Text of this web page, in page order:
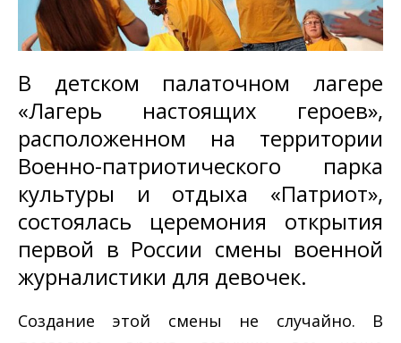
В детском палаточном лагере
«Лагерь настоящих героев»,
расположенном на территории
Военно-патриотического парка
культуры и отдыха «Патриот»,
состоялась церемония открытия
первой в России смены военной
журналистики для девочек.
Создание этой смены не случайно. В